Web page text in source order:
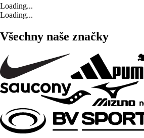
Loading...
Loading...
Všechny naše značky